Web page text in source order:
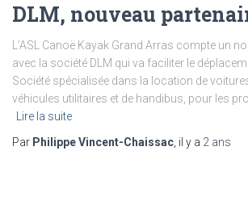
DLM, nouveau
L’ASL Canoë Kayak Grand Arras compte un
avec la société DLM qui va faciliter le
Société spécialisée dans la location de
véhicules utilitaires et de handibus, pour les
Lire la suite
Par Philippe Vincent-Chaissac , il y a 2 ans